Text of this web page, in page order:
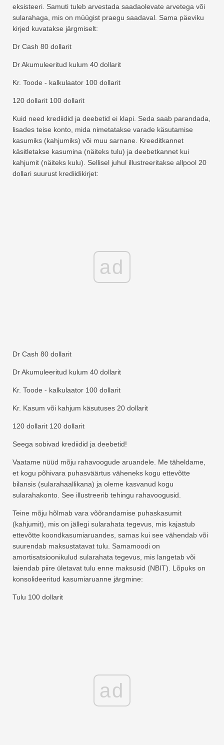
eksisteeri. Samuti tuleb arvestada saadaolevate arvetega või
sularahaga, mis on müügist praegu saadaval. Sama päeviku
kirjed kuvatakse järgmiselt:
Dr Cash 80 dollarit
Dr Akumuleeritud kulum 40 dollarit
Kr. Toode - kalkulaator 100 dollarit
120 dollarit 100 dollarit
Kuid need krediidid ja deebetid ei klapi. Seda saab parandada,
lisades teise konto, mida nimetatakse varade käsutamise
kasumiks (kahjumiks) või muu sarnane. Kreeditkannet
käsitletakse kasumina (näiteks tulu) ja deebetkannet kui
kahjumit (näiteks kulu). Sellisel juhul illustreeritakse allpool 20
dollari suurust krediidikirjet:
ad
Dr Cash 80 dollarit
Dr Akumuleeritud kulum 40 dollarit
Kr. Toode - kalkulaator 100 dollarit
Kr. Kasum või kahjum käsutuses 20 dollarit
120 dollarit 120 dollarit
Seega sobivad krediidid ja deebetid!
Vaatame nüüd mõju rahavoogude aruandele. Me täheldame,
et kogu põhivara puhasväärtus väheneks kogu ettevõtte
bilansis (sularahaallikana) ja oleme kasvanud kogu
sularahakonto. See illustreerib tehingu rahavoogusid.
Teine mõju hõlmab vara võõrandamise puhaskasumit
(kahjumit), mis on jällegi sularahata tegevus, mis kajastub
ettevõtte koondkasumiaruandes, samas kui see vähendab või
suurendab maksustatavat tulu. Samamoodi on
amortisatsioonikulud sularahata tegevus, mis langetab või
laiendab piire ületavat tulu enne maksusid (NBIT). Lõpuks on
konsolideeritud kasumiaruanne järgmine:
Tulu 100 dollarit
ad